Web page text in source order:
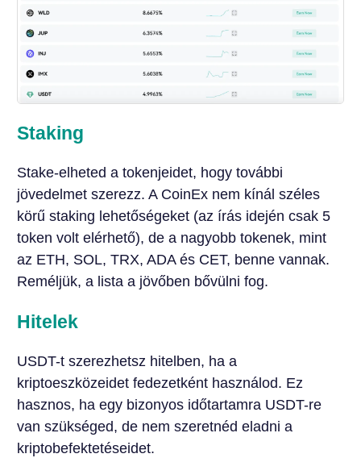
Staking
Stake-elheted a tokenjeidet, hogy további
jövedelmet szerezz. A CoinEx nem kínál széles
körű staking lehetőségeket (az írás idején csak 5
token volt elérhető), de a nagyobb tokenek, mint
az ETH, SOL, TRX, ADA és CET, benne vannak.
Reméljük, a lista a jövőben bővülni fog.
Hitelek
USDT-t szerezhetsz hitelben, ha a
kriptoeszközeidet fedezetként használod. Ez
hasznos, ha egy bizonyos időtartamra USDT-re
van szükséged, de nem szeretnéd eladni a
kriptobefektetéseidet.